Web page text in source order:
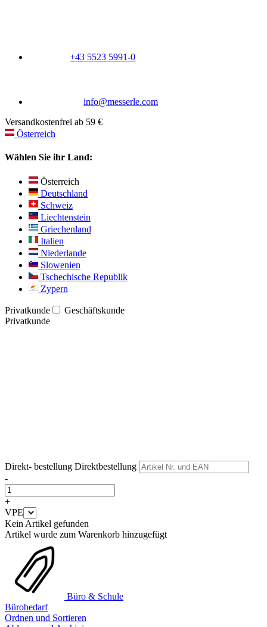
+43 5523 5991-0
info@messerle.com
Versandkostenfrei ab 59 €
Österreich
Wählen Sie ihr Land:
Österreich
Deutschland
Schweiz
Liechtenstein
Griechenland
Italien
Niederlande
Slowenien
Tschechische Republik
Zypern
Privatkunde
Geschäftskunde
Privatkunde
Direkt- bestellung Direktbestellung
-
+
VPE
Kein Artikel gefunden
Artikel wurde zum Warenkorb hinzugefügt
Büro & Schule
Bürobedarf
Ordnen und Sortieren